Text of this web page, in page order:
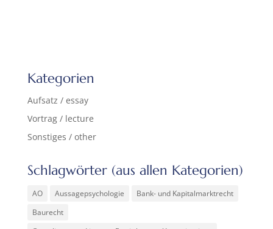
Kategorien
Aufsatz / essay
Vortrag / lecture
Sonstiges / other
Schlagwörter (aus allen Kategorien)
AO Aussagepsychologie
Bank- und Kapitalmarktrecht
Baurecht